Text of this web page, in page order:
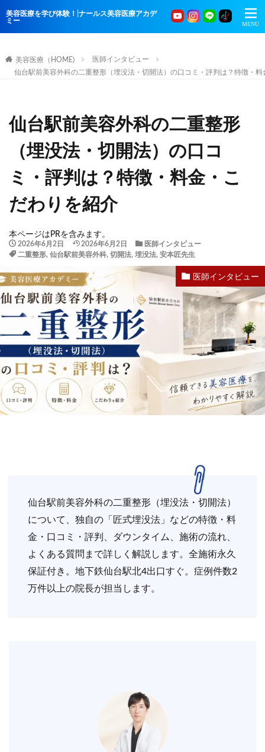
美容医療を学び体験！|ナールス美容医療アカデ
ミー
美容医療（HOME)
医師インタビュー
仙台駅前美容外科の二重整形（埋没法・切開法）の口コミ・評判は？特徴・
仙台駅前美容外科の二重整形
（埋没法・切開法）の口コ
ミ・評判は？特徴・料金・こ
だわりを紹介
本ページはPRを含みます。
2026年6月2日 2026年6月2日
医師インタビュー
二重整形, 仙台駅前美容外科, 切開法, 埋没法, 安本匠先生
医師インタビュー
仙台駅前美容外科の二重整形（埋没法・切開法）
について、独自の「匠式埋没法」などの特徴・料
金・口コミ・評判、ダウンタイム、施術の流れ、
よくある質問まで詳しく解説します。全施術永久
保証付き。地下鉄仙台駅北4出口すぐ。症例件数2
万件以上の院長が担当します。